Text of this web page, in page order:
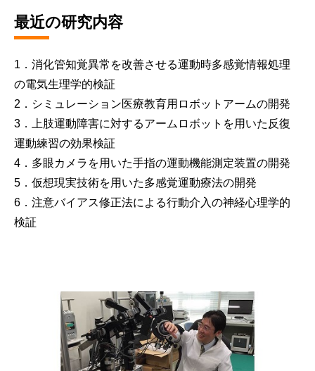
最近の研究内容
1．消化管知覚異常を改善させる運動時多感覚情報処理
の電気生理学的検証
2．シミュレーション医療教育用ロボットアームの開発
3．上肢運動障害に対するアームロボットを用いた反復
運動練習の効果検証
4．多眼カメラを用いた手指の運動機能測定装置の開発
5．仮想現実技術を用いた多感覚運動療法の開発
6．注意バイアス修正法による行動介入の神経心理学的
検証